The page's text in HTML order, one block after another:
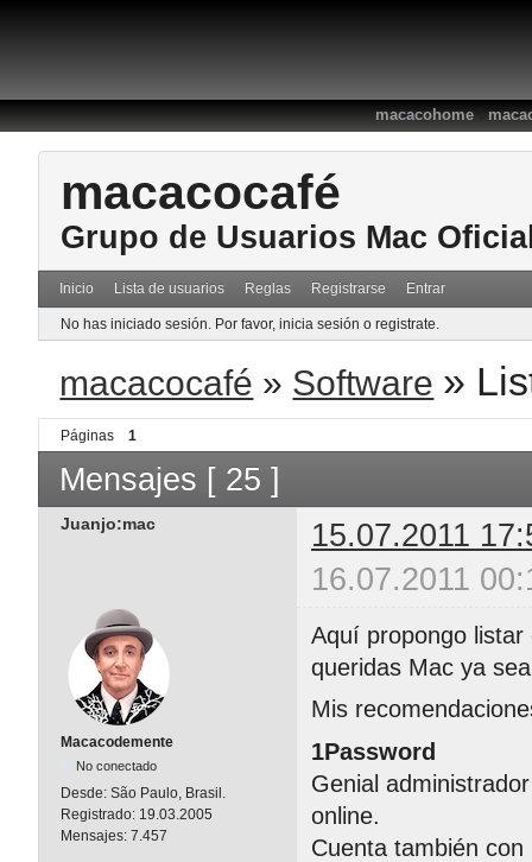
macacohome:
macacocafé
Grupo de Usuarios Mac
Inicio Lista de usuarios Reglas Registrarse Entrar
No has iniciado sesión. Por favor, inicia sesión o registrate.
macacocafé » Software »
Páginas 1
Mensajes [ 25 ]
Juanjo:mac
15.07.2011
16.07.2011
Macacodemente
No conectado
Desde: São Paulo, Brasil.
Registrado: 19.03.2005
Mensajes: 7.457
Aquí propongo
queridas Mac ya
Mis
1Password
Genial
online.
Cuenta también